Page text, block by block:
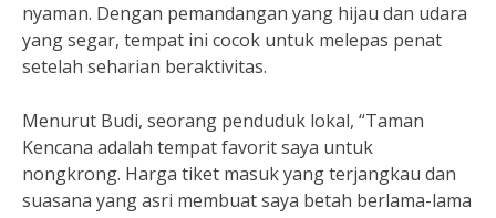
nyaman. Dengan pemandangan yang hijau dan udara
yang segar, tempat ini cocok untuk melepas penat
setelah seharian beraktivitas.
Menurut Budi, seorang penduduk lokal, “Taman
Kencana adalah tempat favorit saya untuk
nongkrong. Harga tiket masuk yang terjangkau dan
suasana yang asri membuat saya betah berlama-lama